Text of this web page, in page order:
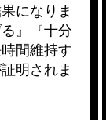
になりま
』『十分
間維持す
明されま